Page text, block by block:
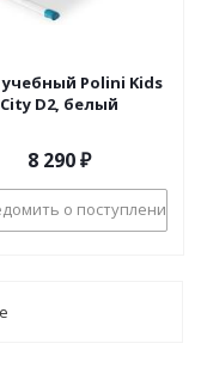
Polini Kids
City D2, белый
8 290₽
о поступлении